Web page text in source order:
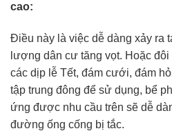
cao:
Điều này là việc dễ dàng xảy ra
lượng dân cư tăng vọt. Hoặc
các dịp lễ Tết, đám cưới, đám
tập trung đông để sử dụng, bể
ứng được nhu cầu trên sẽ dễ
đường ống cống bị tắc.